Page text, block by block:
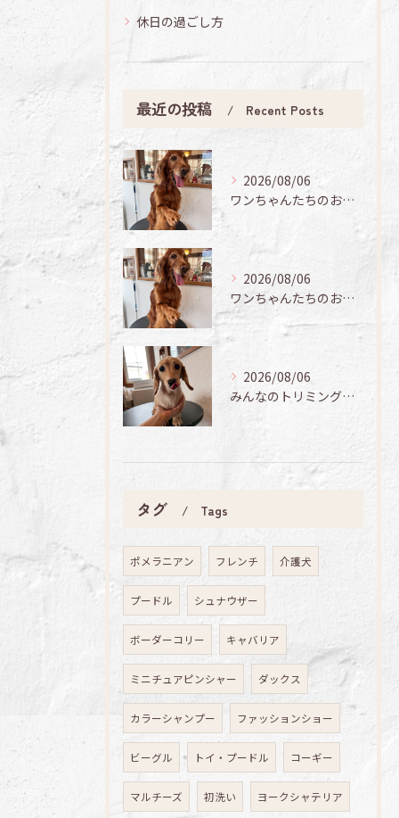
休日の過ごし方
最近の投稿 Recent Posts
2026/08/06
ワンちゃんたちのお手入れ日記🐶✨
2026/08/06
ワンちゃんたちのお手入れ日記🐶✨
2026/08/06
みんなのトリミング日記🌟
タグ Tags
ポメラニアン フレンチ 介護犬
プードル シュナウザー
ボーダーコリー キャバリア
ミニチュアピンシャー ダックス
カラーシャンプー ファッションショー
ビーグル トイ・プードル コーギー
マルチーズ 初洗い ヨークシャテリア